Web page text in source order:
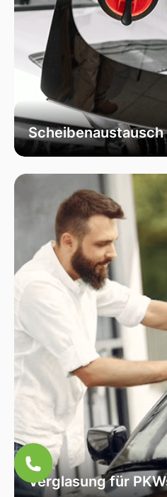
Scheibenaustausch
Bei uns erhalten Sie
Fahrzeugscheiben. Wir
ausschließlich
speziell für Ihr
optimale Sicht und
Verglasung für